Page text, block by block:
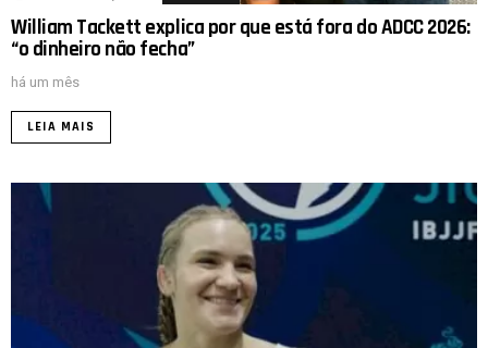
William Tackett explica por que está fora do ADCC 2026:
“o dinheiro não fecha”
há um mês
LEIA MAIS